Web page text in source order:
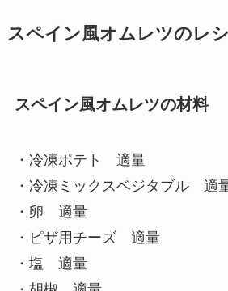
スペイン風オムレツのレ
スペイン風オムレツの材料
・冷凍ポテト 適量
・冷凍ミックスベジタブル 適
・卵 適量
・ピザ用チーズ 適量
・塩 適量